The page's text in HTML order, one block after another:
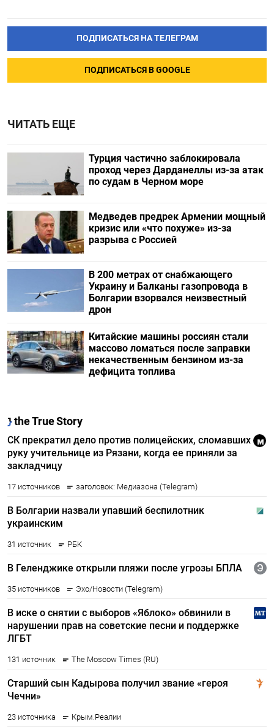
ПОДПИСАТЬСЯ НА ТЕЛЕГРАМ
ПОДПИСАТЬСЯ В GOOGLE
ЧИТАТЬ ЕЩЕ
Турция частично заблокировала
проход через Дарданеллы из-за атак
по судам в Черном море
Медведев предрек Армении мощный
кризис или «что похуже» из-за
разрыва с Россией
В 200 метрах от снабжающего
Украину и Балканы газопровода в
Болгарии взорвался неизвестный
дрон
Китайские машины россиян стали
массово ломаться после заправки
некачественным бензином из-за
дефицита топлива